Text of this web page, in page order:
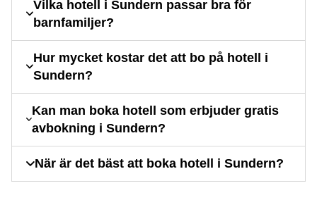
Vilka hotell i Sundern passar bra för
barnfamiljer?
Hur mycket kostar det att bo på hotell i
Sundern?
Kan man boka hotell som erbjuder gratis
avbokning i Sundern?
När är det bäst att boka hotell i Sundern?